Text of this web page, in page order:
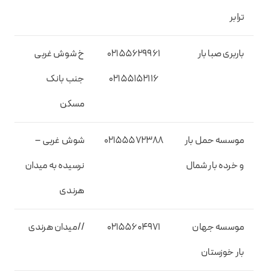
ترابر
باربری صبا بار
02155629961
02155152116
خ شوش غربی
جنب بانک
مسکن
موسسه حمل بار
و خرده بار شمال
02155572388
شوش غربی –
نرسیده به میدان
هرندی
موسسه جهان
بار خوزستان
02155604971 //میدان هرندی